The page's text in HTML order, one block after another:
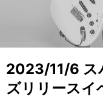
2023/11/6 ス
ズリリースイ